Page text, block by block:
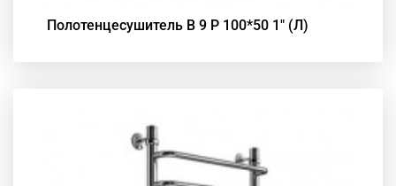
Полотенцесушитель В 9 Р 100*50 1" (Л)